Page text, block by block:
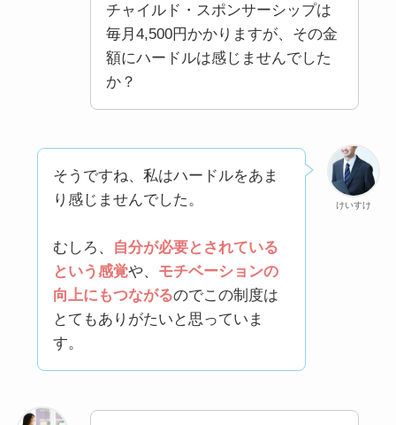
チャイルド・スポンサーシップは
毎月4,500円かかりますが、その金
額にハードルは感じませんでした
か？
けいすけ
そうですね、私はハードルをあま
り感じませんでした。
むしろ、
自分が必要とされている
という感覚や、 モチベーションの
向上にもつながるのでこの制度は
とてもありがたいと思っていま
す。